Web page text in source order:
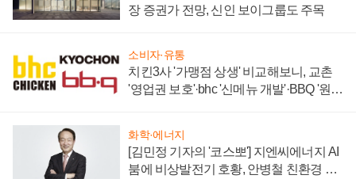
장 증권가 전망, 신인 보이그룹도 주목
소비자·유통
치킨3사 '가맹점 상생' 비교해보니, 교촌
'영업권 보호'·bhc '신메뉴 개발'·BBQ '원가
화학·에너지
[김민정 기자의 '코스뽀'] 지엔씨에너지 AI
붐에 비상발전기 호황, 안병철 친환경 에